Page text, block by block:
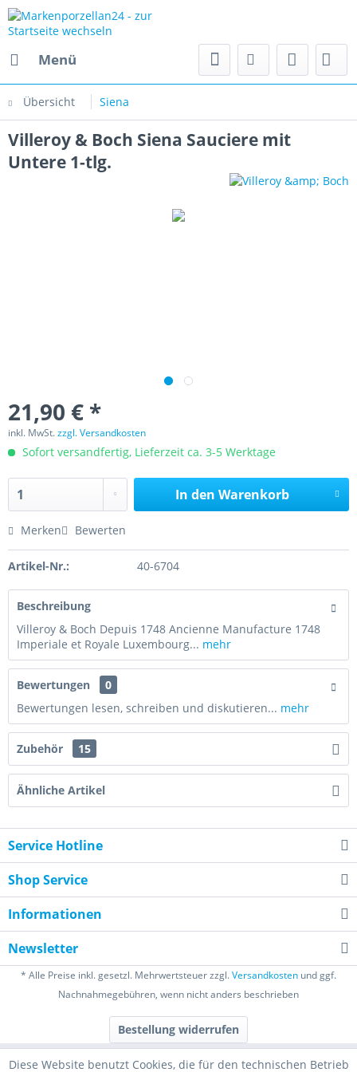
Menü
Übersicht Siena
Villeroy & Boch Siena Sauciere mit
Untere 1-tlg.
21,90 € *
inkl. MwSt.zzgl. Versandkosten
Sofort versandfertig, Lieferzeit ca. 3-5 Werktage
In den Warenkorb
Merken Bewerten
Artikel-Nr.: 40-6704
Beschreibung
Villeroy & Boch Depuis 1748 Ancienne Manufacture 1748
Imperiale et Royale Luxembourg... mehr
Bewertungen
0
Bewertungen lesen, schreiben und diskutieren... mehr
Zubehör 15
Ähnliche Artikel
Service Hotline
Shop Service
Informationen
Newsletter
* Alle Preise inkl. gesetzl. Mehrwertsteuer zzgl.Versandkosten und ggf.
Nachnahmegebühren, wenn nicht anders beschrieben
Bestellung widerrufen
Diese Website benutzt Cookies, die für den technischen Betrieb